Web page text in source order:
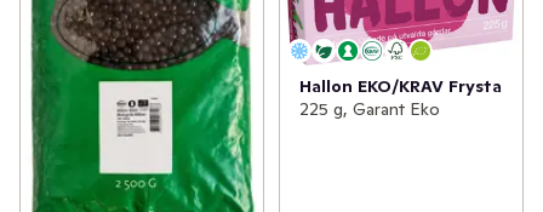
Hallon EKO/KRAV Frysta
225 g, Garant Eko